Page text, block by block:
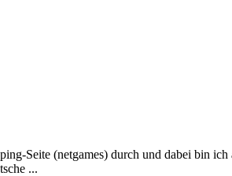
Seite (netgames) durch und dabei bin
...